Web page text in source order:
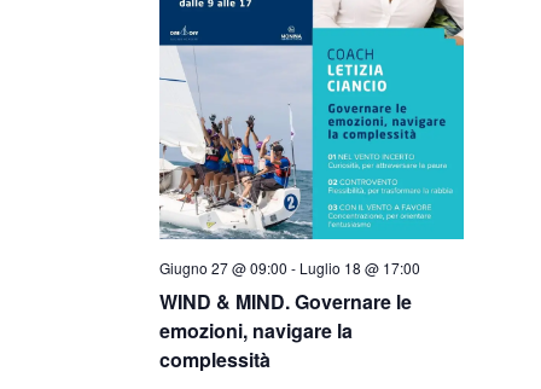
WIND & MIND. Governare le
emozioni, navigare la
complessità
Giugno 27 @ 09:00 - Luglio 18 @ 17:00